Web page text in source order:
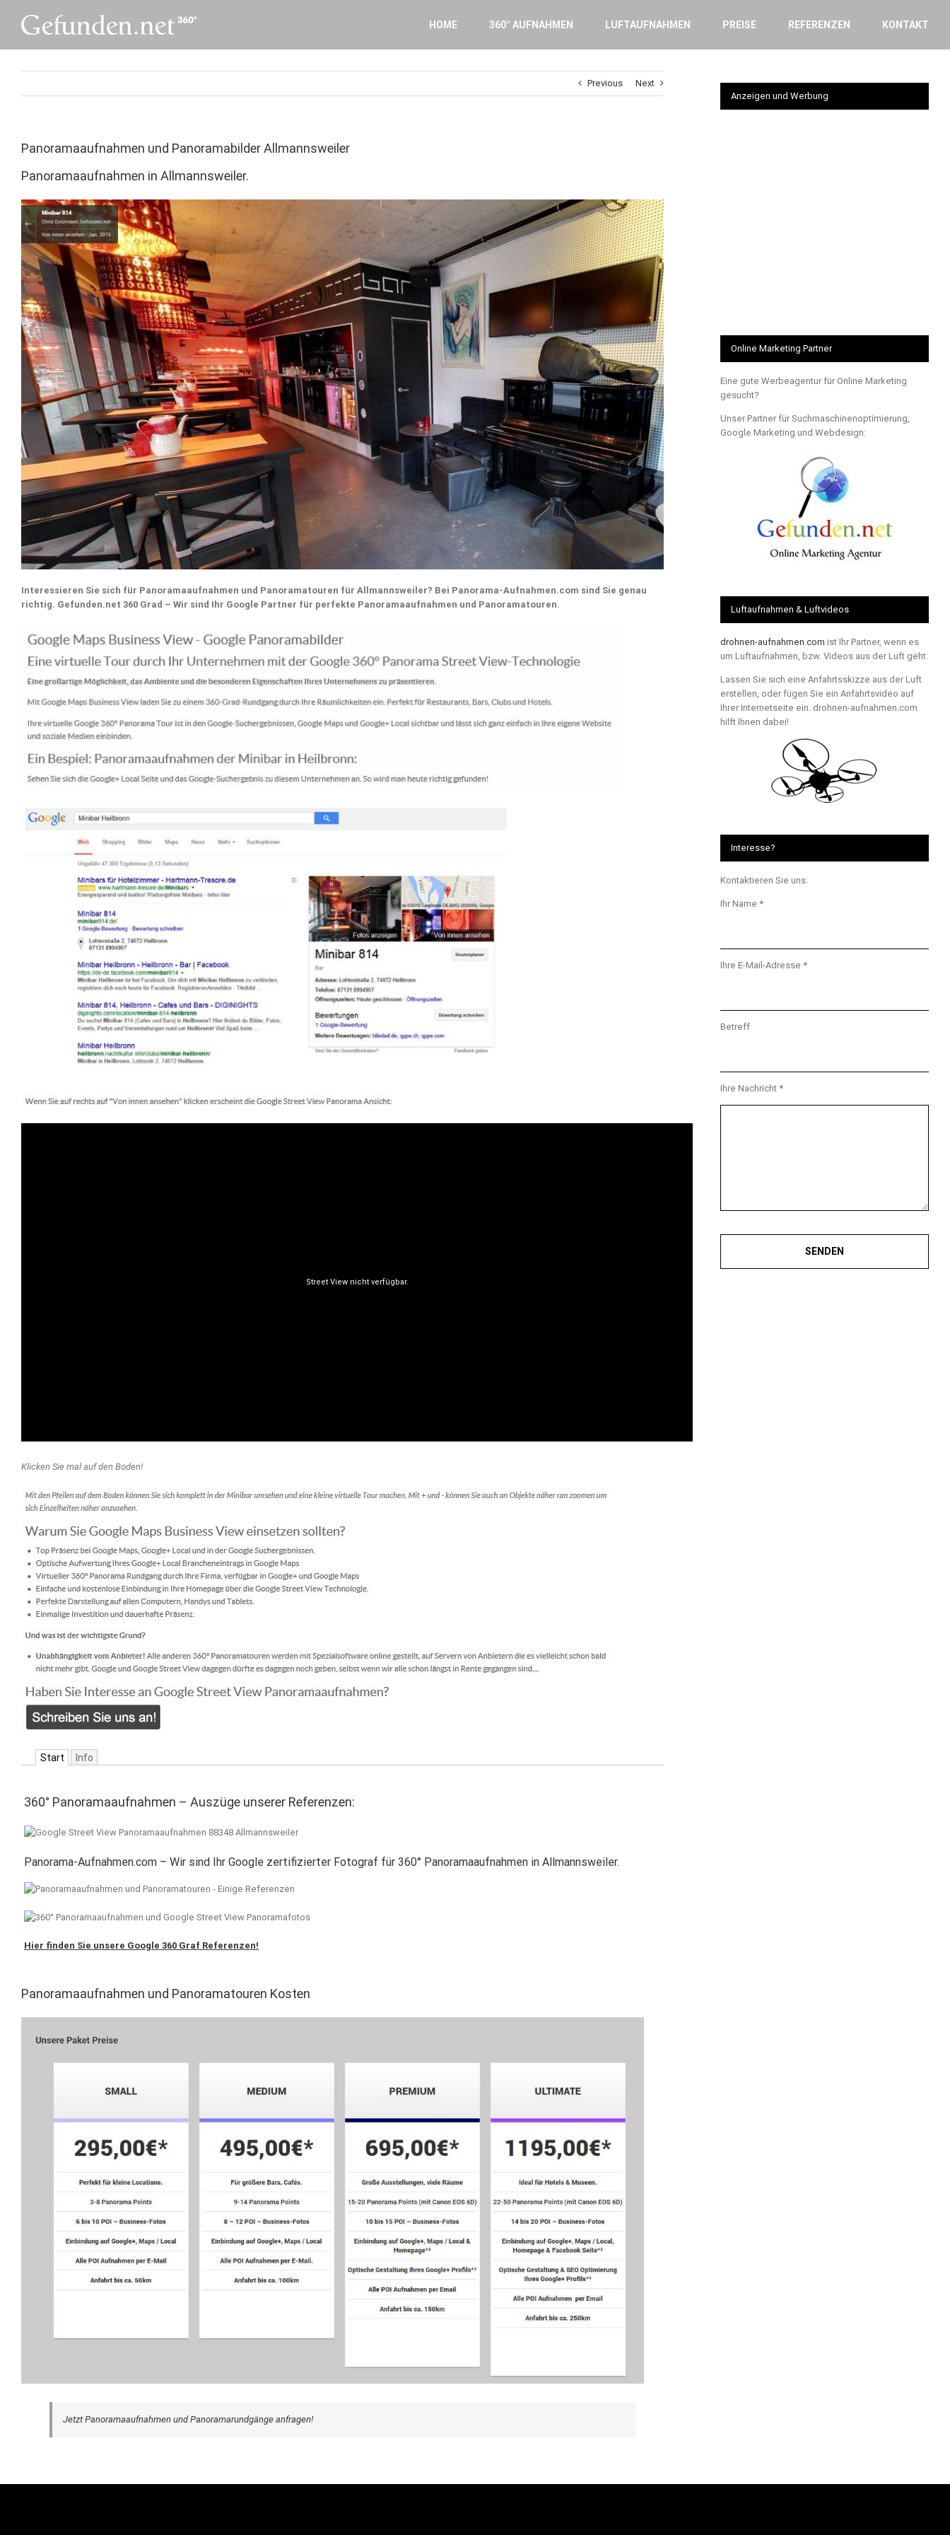
content
HOME 360° AUFNAHMEN LUFTAUFNAHMEN PREISE REFERENZEN KONTAKT
Previous Next
Panoramaaufnahmen und Panoramabilder Allmannsweiler
Panoramaaufnahmen in Allmannsweiler.
Interessieren Sie sich für Panoramaaufnahmen und Panoramatouren für Allmannsweiler? Bei Panorama-Aufnahmen.com sind Sie genau
richtig. Gefunden.net 360 Grad – Wir sind Ihr Google Partner für perfekte Panoramaaufnahmen und Panoramatouren.
Klicken Sie mal auf den Boden!
Start Info
360° Panoramaaufnahmen – Auszüge unserer Referenzen:
Panorama-Aufnahmen.com – Wir sind Ihr Google zertifizierter Fotograf für 360° Panoramaaufnahmen in Allmannsweiler.
Hier finden Sie unsere Google 360 Graf Referenzen!
Panoramaaufnahmen und Panoramatouren Kosten
Jetzt Panoramaaufnahmen und Panoramarundgänge anfragen!
Anzeigen und Werbung
Online Marketing Partner
Eine gute Werbeagentur für Online Marketing
gesucht?
Unser Partner für Suchmaschinenoptimierung,
Google Marketing und Webdesign:
Luftaufnahmen & Luftvideos
drohnen-aufnahmen.com ist Ihr Partner, wenn es
um Luftaufnahmen, bzw. Videos aus der Luft geht.
Lassen Sie sich eine Anfahrtsskizze aus der Luft
erstellen, oder fügen Sie ein Anfahrtsvideo auf
Ihrer Internetseite ein. drohnen-aufnahmen.com
hilft Ihnen dabei!
Interesse?
Kontaktieren Sie uns:
Ihr Name *
Ihre E-Mail-Adresse *
Betreff
Ihre Nachricht *